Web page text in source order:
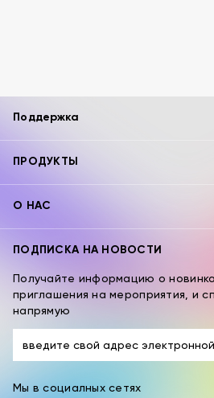
Поддержка
ПРОДУКТЫ
О НАС
ПОДПИСКА НА НОВОСТИ
Получайте информацию о
приглашения на мероприятия, и
напрямую
Мы в социалных сетях